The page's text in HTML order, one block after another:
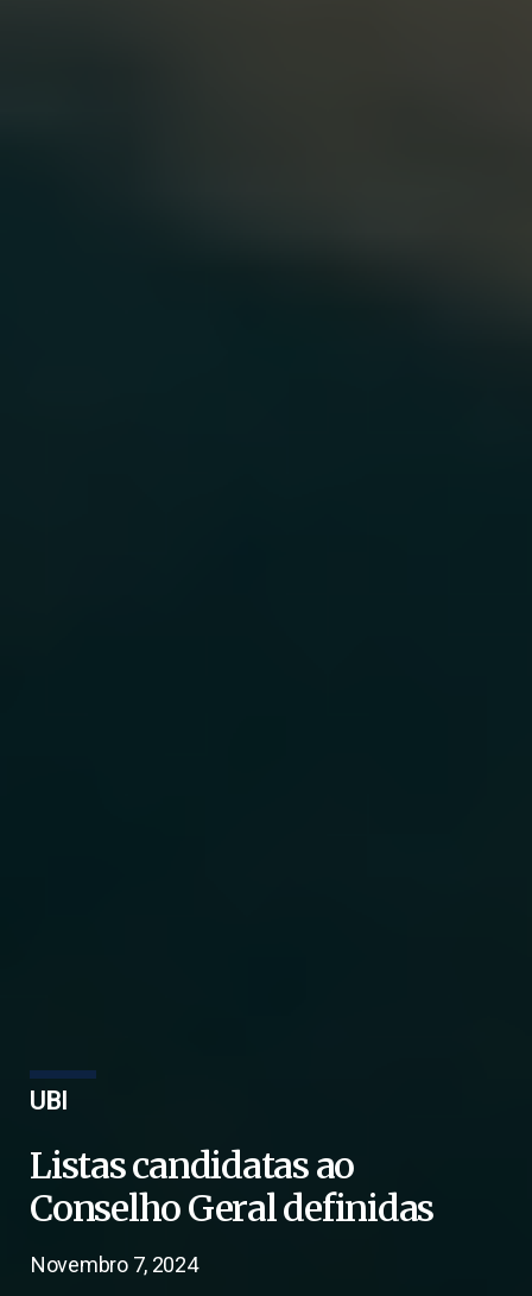
UBI
Listas candidatas ao
Conselho Geral definidas
Novembro 7, 2024